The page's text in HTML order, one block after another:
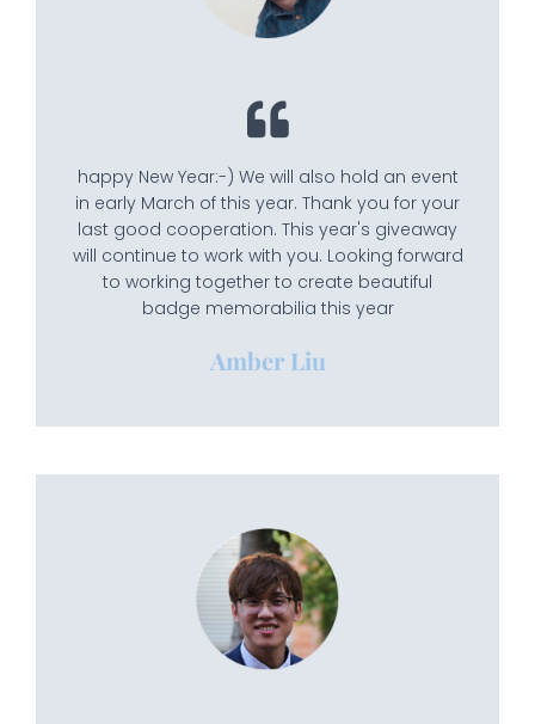
happy New Year:-) We will also hold an event
in early March of this year. Thank you for your
last good cooperation. This year's giveaway
will continue to work with you. Looking forward
to working together to create beautiful
badge memorabilia this year
Amber Liu